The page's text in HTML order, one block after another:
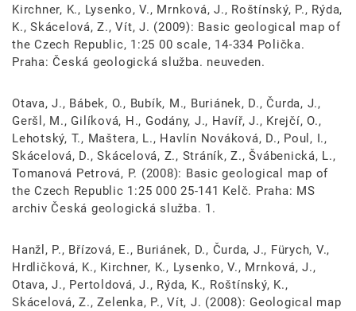
Kirchner, K., Lysenko, V., Mrnková, J., Roštínský, P., Rýda,
K., Skácelová, Z., Vít, J. (2009): Basic geological map of
the Czech Republic, 1:25 00 scale, 14-334 Polička.
Praha: Česká geologická služba. neuveden.
Otava, J., Bábek, O., Bubík, M., Buriánek, D., Čurda, J.,
Geršl, M., Gilíková, H., Godány, J., Havíř, J., Krejčí, O.,
Lehotský, T., Maštera, L., Havlín Nováková, D., Poul, I.,
Skácelová, D., Skácelová, Z., Stráník, Z., Švábenická, L.,
Tomanová Petrová, P. (2008): Basic geological map of
the Czech Republic 1:25 000 25-141 Kelč. Praha: MS
archiv Česká geologická služba. 1.
Hanžl, P., Břízová, E., Buriánek, D., Čurda, J., Fürych, V.,
Hrdličková, K., Kirchner, K., Lysenko, V., Mrnková, J.,
Otava, J., Pertoldová, J., Rýda, K., Roštínský, K.,
Skácelová, Z., Zelenka, P., Vít, J. (2008): Geological map